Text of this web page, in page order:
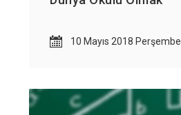
10 Mayıs 2018 Perşembe